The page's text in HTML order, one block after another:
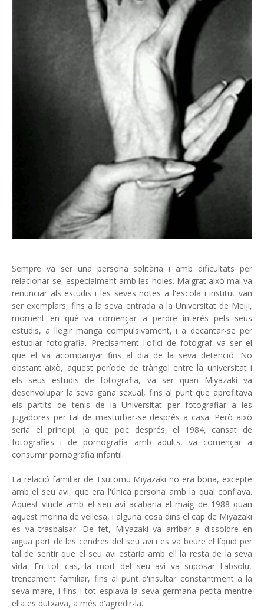
Sempre va ser una persona solitària i amb dificultats per
relacionar-se, especialment amb les noies. Malgrat això mai va
renunciar als estudis i les seves notes a l'escola i institut van
ser exemplars, fins a la seva entrada a la Universitat de Meiji,
moment en què va començar a perdre interès pels seus
estudis, a llegir manga compulsivament, i a decantar-se per
estudiar fotografia. Precisament l'ofici de fotògraf va ser el
que el va acompanyar fins al dia de la seva detenció. No
obstant això, aquest període de tràngol entre la universitat i
els seus estudis de fotografia, va ser quan Miyazaki va
desenvolupar la seva gana sexual, fins al punt que aprofitava
els partits de tenis de la Universitat per fotografiar a les
jugadores per tal de masturbar-se després a casa. Però això
seria el principi, ja que poc després, el 1984, cansat de
fotografies i de pornografia amb adults, va començar a
consumir pornografia infantil.
La relació familiar de Tsutomu Miyazaki no era bona, excepte
amb el seu avi, que era l'única persona amb la qual confiava.
Aquest vincle amb el seu avi acabaria el maig de 1988 quan
aquest moriria de vellesa, i alguna cosa dins el cap de Miyazaki
es va trasbalsar. De fet, Miyazaki va arribar a dissoldre en
aigua part de les cendres del seu avi i es va beure el líquid per
tal de sentir que el seu avi estaria amb ell la resta de la seva
vida. En tot cas, la mort del seu avi va suposar l'absolut
trencament familiar, fins al punt d'insultar constantment a la
seva mare, i fins i tot espiava la seva germana petita mentre
ella es dutxava, a més d'agredir-la.